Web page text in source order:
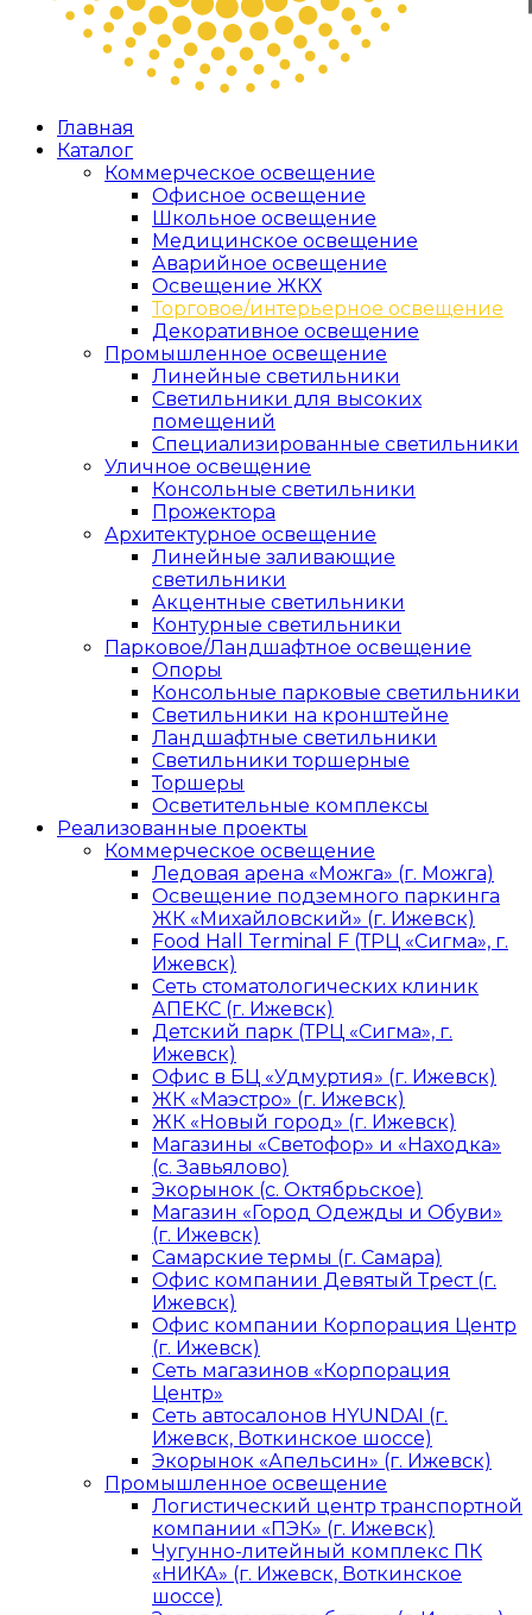
Главная
Каталог
Коммерческое освещение
Офисное освещение
Школьное освещение
Медицинское освещение
Аварийное освещение
Освещение ЖКХ
Торговое/интерьерное освещение
Декоративное освещение
Промышленное освещение
Линейные светильники
Светильники для высоких
помещений
Специализированные светильники
Уличное освещение
Консольные светильники
Прожектора
Архитектурное освещение
Линейные заливающие
светильники
Акцентные светильники
Контурные светильники
Парковое/Ландшафтное освещение
Опоры
Консольные парковые светильники
Светильники на кронштейне
Ландшафтные светильники
Светильники торшерные
Торшеры
Осветительные комплексы
Реализованные проекты
Коммерческое освещение
Ледовая арена «Можга» (г. Можга)
Освещение подземного паркинга
ЖК «Михайловский» (г. Ижевск)
Food Hall Terminal F (ТРЦ «Сигма», г.
Ижевск)
Сеть стоматологических клиник
АПЕКС (г. Ижевск)
Детский парк (ТРЦ «Сигма», г.
Ижевск)
Офис в БЦ «Удмуртия» (г. Ижевск)
ЖК «Маэстро» (г. Ижевск)
ЖК «Новый город» (г. Ижевск)
Магазины «Светофор» и «Находка»
(с. Завьялово)
Экорынок (с. Октябрьское)
Магазин «Город Одежды и Обуви»
(г. Ижевск)
Самарские термы (г. Самара)
Офис компании Девятый Трест (г.
Ижевск)
Офис компании Корпорация Центр
(г. Ижевск)
Сеть магазинов «Корпорация
Центр»
Сеть автосалонов HYUNDAI (г.
Ижевск, Воткинское шоссе)
Экорынок «Апельсин» (г. Ижевск)
Промышленное освещение
Логистический центр транспортной
компании «ПЭК» (г. Ижевск)
Чугунно-литейный комплекс ПК
«НИКА» (г. Ижевск, Воткинское
шоссе)